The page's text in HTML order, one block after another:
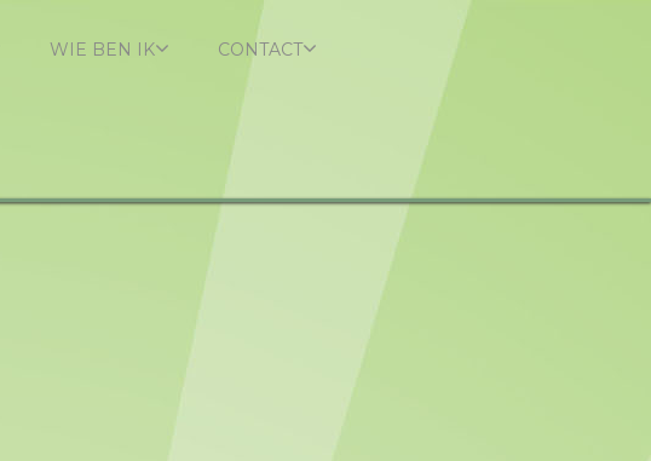
WIE BEN IK CONTACT